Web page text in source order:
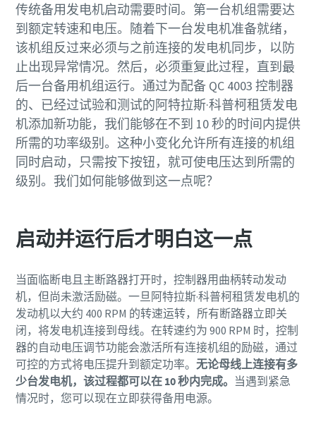
传统备用发电机启动需要时间。第一台机组需要达
到额定转速和电压。随着下一台发电机准备就绪，
该机组反过来必须与之前连接的发电机同步，以防
止出现异常情况。然后，必须重复此过程，直到最
后一台备用机组运行。通过为配备 QC 4003 控制器
的、已经过试验和测试的阿特拉斯·科普柯租赁发电
机添加新功能，我们能够在不到 10 秒的时间内提供
所需的功率级别。这种小变化允许所有连接的机组
同时启动，只需按下按钮，就可使电压达到所需的
级别。我们如何能够做到这一点呢？
启动并运行后才明白这一点
当面临断电且主断路器打开时，控制器用曲柄转动发动
机，但尚未激活励磁。一旦阿特拉斯·科普柯租赁发电机的
发动机以大约 400 RPM 的转速运转，所有断路器立即关
闭，将发电机连接到母线。在转速约为 900 RPM 时，控制
器的自动电压调节功能会激活所有连接机组的励磁，通过
可控的方式将电压提升到额定功率。 无论母线上连接有多
少台发电机，该过程都可以在 10 秒内完成。 当遇到紧急
情况时，您可以现在立即获得备用电源。